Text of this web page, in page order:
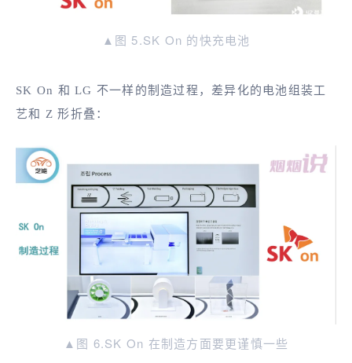
▲图 5.SK On 的快充电池
SK On 和 LG 不一样的制造过程，差异化的电池组装工
艺和 Z 形折叠：
▲图 6.SK On 在制造方面要更谨慎一些